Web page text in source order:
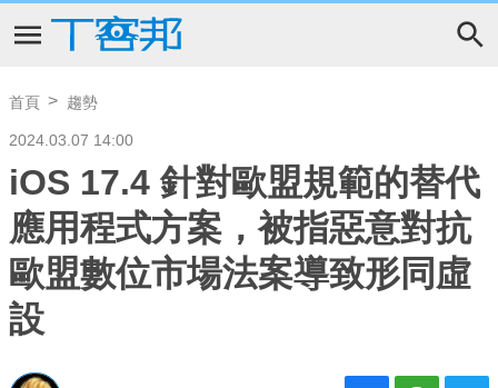
首頁 趨勢
2024.03.07 14:00
iOS 17.4 針對歐盟規範的替代
應用程式方案，被指惡意對抗
歐盟數位市場法案導致形同虛
設